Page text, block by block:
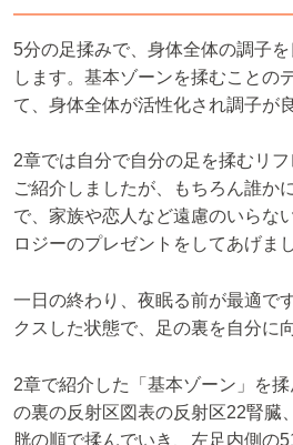
5分の足揉みで、身体全体の調子
します。基本ゾーンを揉むことの
て、身体全体が活性化され調子が
2章では自分で自分の足を揉むリ
ご紹介しましたが、もちろん誰か
で、家族や恋人など遠慮のいらな
ロジーのプレゼントをしてあげま
一日の終わり、夜眠る前が最適で
クスした状態で、足の裏を自分に
2章で紹介した「基本ゾーン」を
の裏の反射区図表の反射区22腎臓
胱の順で揉んでいき、左足内側の